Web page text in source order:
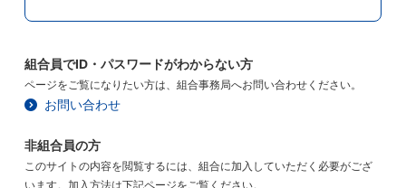
組合員でID・パスワードがわからない方
ページをご覧になりたい方は、組合事務局へお問い合わせください。
お問い合わせ
非組合員の方
このサイトの内容を閲覧するには、組合に加入していただく必要がござ
います。加入方法は下記ページをご覧ください。